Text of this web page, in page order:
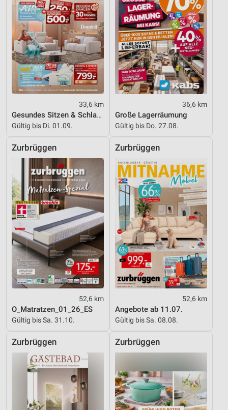
33,6 km
Gesundes Sitzen & Schlafen
Gültig bis Di. 01.09.
36,6 km
Große Lagerräumung
Gültig bis Do. 27.08.
Zurbrüggen
52,6 km
O_Matratzen_01_26_ES
Gültig bis Sa. 31.10.
Zurbrüggen
52,6 km
Angebote ab 11.07.
Gültig bis Sa. 08.08.
Zurbrüggen Zurbrüggen